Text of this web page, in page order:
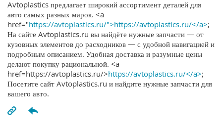
Avtoplastics предлагает широкий ассортимент деталей для
авто самых разных марок. <a
href="https://avtoplastics.ru/">https://avtoplastics.ru/</a>;
На сайте Avtoplastics.ru вы найдёте нужные запчасти — от
кузовных элементов до расходников — с удобной навигацией и
подробным описанием. Удобная доставка и разумные цены
делают покупку рациональной. <a
href=https://avtoplastics.ru/>https://avtoplastics.ru/</a>;
Посетите сайт Avtoplastics.ru и найдите нужные запчасти для
вашего авто.